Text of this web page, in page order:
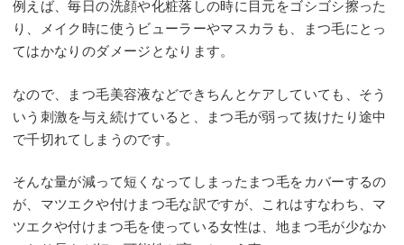
例えば、毎日の洗顔や化粧落しの時に目元をゴシゴシ擦った
り、メイク時に使うビューラーやマスカラも、まつ毛にとっ
てはかなりのダメージとなります。
なので、まつ毛美容液などできちんとケアしていても、そう
いう刺激を与え続けていると、まつ毛が弱って抜けたり途中
で千切れてしまうのです。
そんな量が減って短くなってしまったまつ毛をカバーするの
が、マツエクや付けまつ毛な訳ですが、これはすなわち、マ
ツエクや付けまつ毛を使っている女性は、地まつ毛が少なか